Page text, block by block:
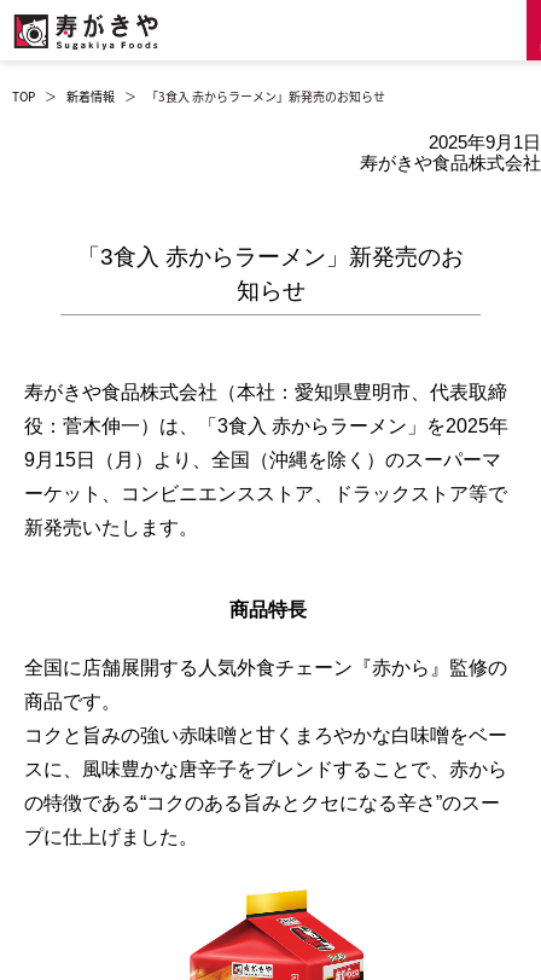
TOP ＞ 新着情報 ＞ 「3食入 赤からラーメン」新発売のお知らせ
2025年9月1日
寿がきや食品株式会社
「3食入 赤からラーメン」新発売のお
知らせ
寿がきや食品株式会社（本社：愛知県豊明市、代表取締
役：菅木伸一）は、「3食入 赤からラーメン」を2025年
9月15日（月）より、全国（沖縄を除く）のスーパーマ
ーケット、コンビニエンスストア、ドラックストア等で
新発売いたします。
商品特長
全国に店舗展開する人気外食チェーン『赤から』監修の
商品です。
コクと旨みの強い赤味噌と甘くまろやかな白味噌をベー
スに、風味豊かな唐辛子をブレンドすることで、赤から
の特徴である“コクのある旨みとクセになる辛さ”のスー
プに仕上げました。